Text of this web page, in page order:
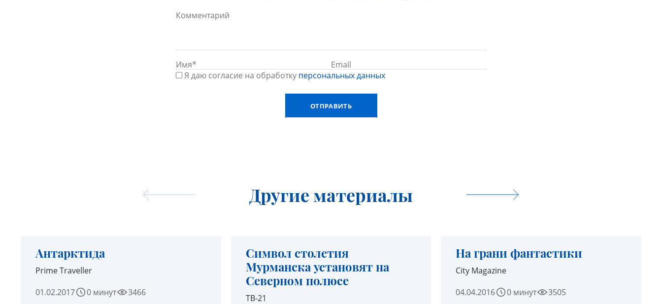
Я даю согласие на обработку персональных данных
Другие материалы
Антарктида
Prime Traveller
01.02.2017
0 минут 3466
Символ столетия
Мурманска установят на
Северном полюсе
ТВ-21
На грани фантастики
City Magazine
04.04.2016
0 минут 3505